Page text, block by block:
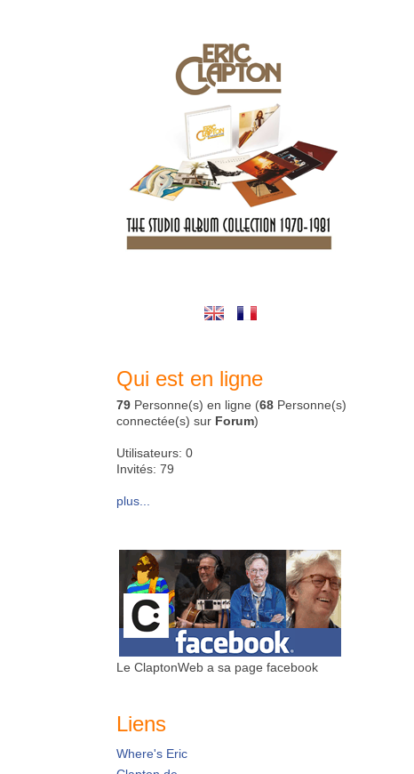
Qui est en ligne
79 Personne(s) en ligne (68 Personne(s)
connectée(s) sur Forum)
Utilisateurs: 0
Invités: 79
plus...
Le ClaptonWeb a sa page facebook
Liens
Where's Eric